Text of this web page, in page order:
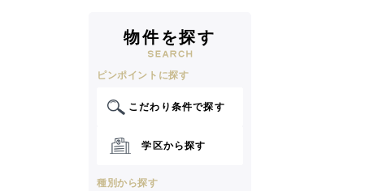
物件を探す
ピンポイントに探す
こだわり条件で探す
学区から探す
種別から探す